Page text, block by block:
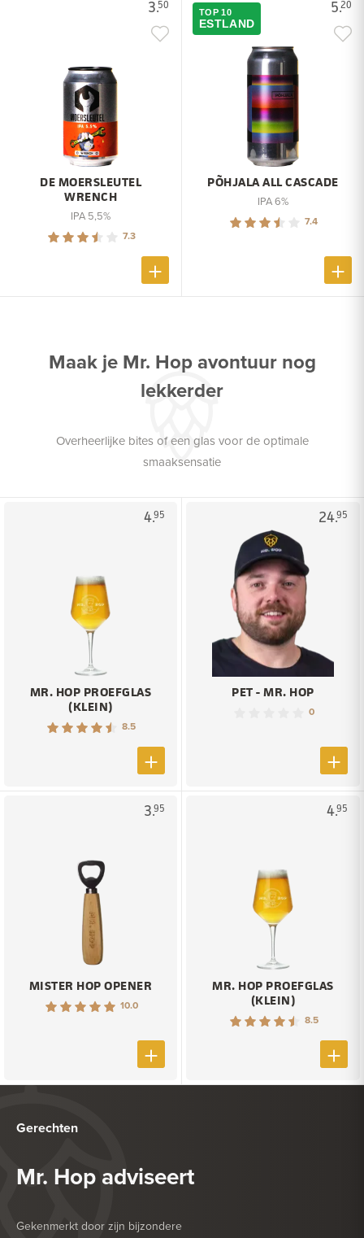
3.50
DE MOERSLEUTEL
WRENCH
IPA 5,5%
7.3
5.20
TOP 10
ESTLAND
PÕHJALA ALL CASCADE
IPA 6%
7.4
Maak je Mr. Hop avontuur nog
lekkerder
Overheerlijke bites of een glas voor de optimale
smaaksensatie
4.95
MR. HOP PROEFGLAS
(KLEIN)
8.5
24.95
PET - MR. HOP
0
3.95
MISTER HOP OPENER
10.0
4.95
MR. HOP PROEFGLAS
(KLEIN)
8.5
Gerechten
Mr. Hop adviseert
Gekenmerkt door zijn bijzondere